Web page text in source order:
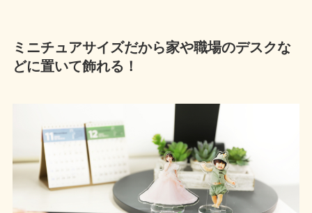
ミニチュアサイズだから家や職場のデスクな
どに置いて飾れる！